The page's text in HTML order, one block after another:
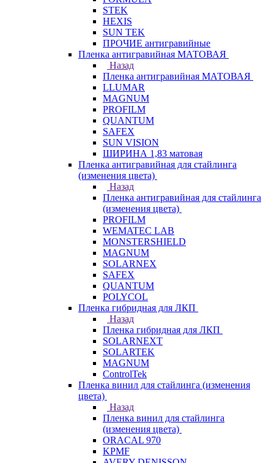
STEK
HEXIS
SUN TEK
ПРОЧИЕ антигравийные
Пленка антигравийная МАТОВАЯ
Назад
Пленка антигравийная МАТОВАЯ
LLUMAR
MAGNUM
PROFILM
QUANTUM
SAFEX
SUN VISION
ШИРИНА 1,83 матовая
Пленка антигравийная для стайлинга
(изменения цвета)
Назад
Пленка антигравийная для стайлинга
(изменения цвета)
PROFILM
WEMATEC LAB
MONSTERSHIELD
MAGNUM
SOLARNEX
SAFEX
QUANTUM
POLYCOL
Пленка гибридная для ЛКП
Назад
Пленка гибридная для ЛКП
SOLARNEXT
SOLARTEK
MAGNUM
ControlTek
Пленка винил для стайлинга (изменения
цвета)
Назад
Пленка винил для стайлинга
(изменения цвета)
ORACAL 970
KPMF